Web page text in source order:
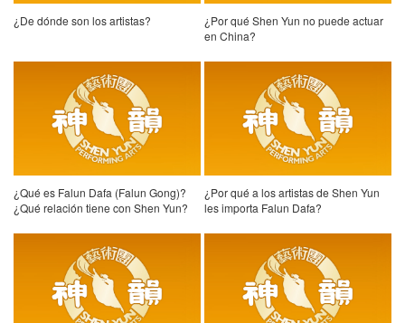
¿De dónde son los artistas?
¿Por qué Shen Yun no puede actuar
en China?
¿Qué es Falun Dafa (Falun Gong)?
¿Qué relación tiene con Shen Yun?
¿Por qué a los artistas de Shen Yun
les importa Falun Dafa?